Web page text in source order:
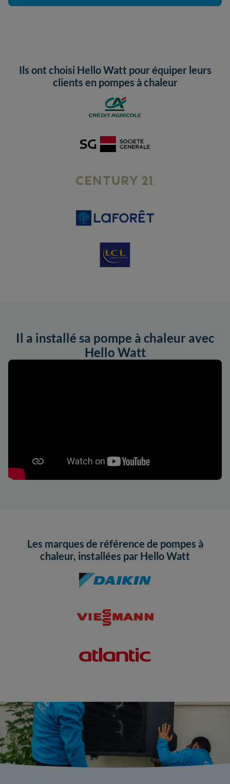
Ils ont choisi Hello Watt pour équiper leurs
clients en pompes à chaleur
Il a installé sa pompe à chaleur avec
Hello Watt
Les marques de référence de pompes à
chaleur, installées par Hello Watt